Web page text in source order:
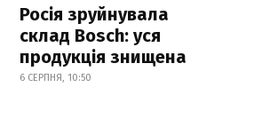
Росія зруйнувала
склад Bosch: уся
продукція знищена
6 СЕРПНЯ, 10:50